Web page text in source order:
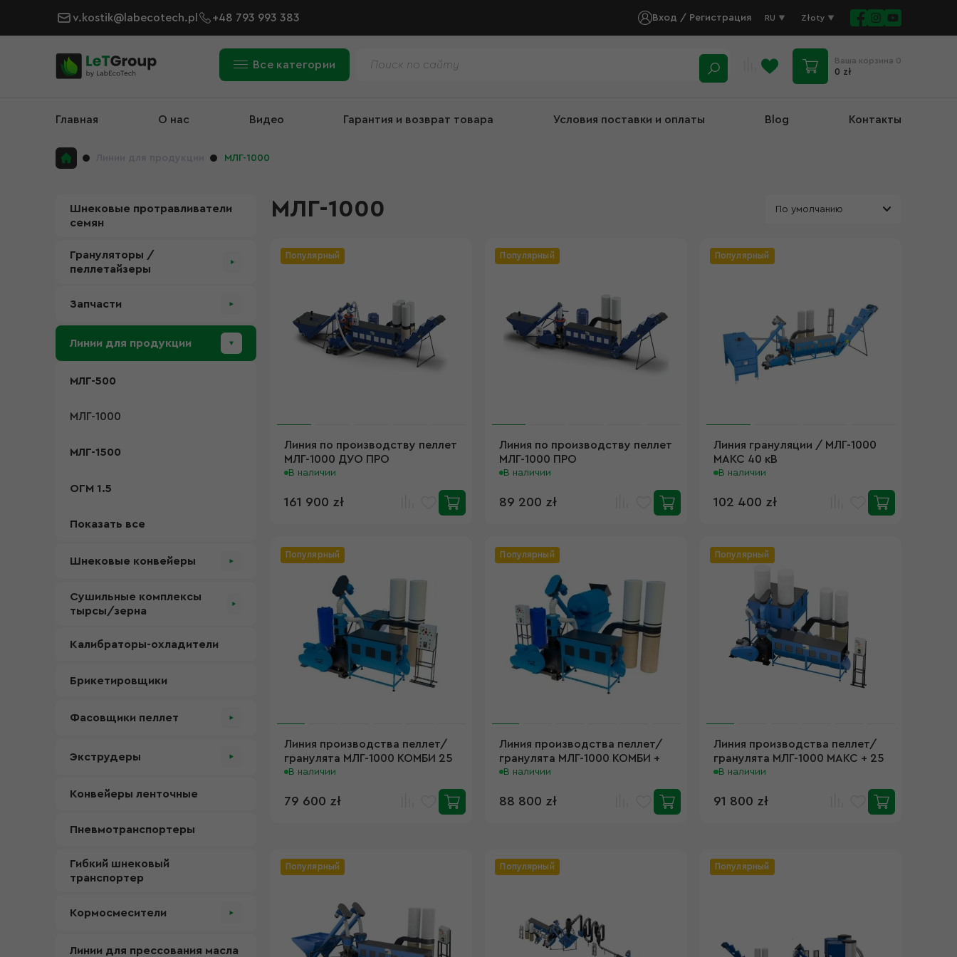
v.kostik@labecotech.pl +48 793 993 383 Вход / Регистрация RU Złoty
Все категории Ваша корзина 0
0 zł
Главная О нас Видео Гарантия и возврат товара Условия поставки и оплаты Blog Контакты
МЛГ-1000
Шнековые протравливатели
семян
Грануляторы /
пеллетайзеры
Запчасти
Линии для продукции
МЛГ-500
МЛГ-1000
МЛГ-1500
ОГМ 1.5
Показать все
Шнековые конвейеры
Cушильные комплексы
тырсы/зерна
Калибраторы-охладители
Брикетировщики
Фасовщики пеллет
Экструдеры
Конвейеры ленточные
Пневмотранспортеры
Гибкий шнековый
транспортер
Кормосмесители
Линии для прессования масла
МЛГ-1000
Популярный
Линия по производству пеллет
МЛГ-1000 ДУО ПРО
В наличии
161 900 zł
Популярный
Линия по производству пеллет
МЛГ-1000 ПРО
В наличии
89 200 zł
Популярный
Линия грануляции / МЛГ-1000
МАКС 40 кВ
В наличии
102 400 zł
Популярный
Линия производства пеллет/
гранулята МЛГ-1000 КОМБИ 25
кВВ наличии
79 600 zł
Популярный
Линия производства пеллет/
гранулята МЛГ-1000 КОМБИ +
25кВ
В наличии
88 800 zł
Популярный
Линия производства пеллет/
гранулята МЛГ-1000 МАКС + 25
кВВ наличии
91 800 zł
Популярный Популярный Популярный